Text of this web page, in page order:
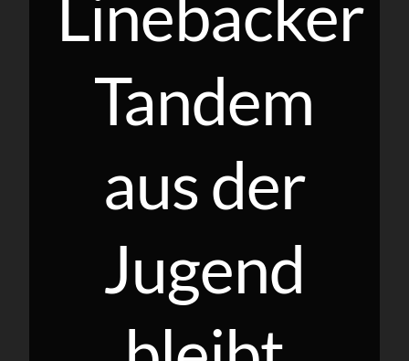
Linebacker
Tandem
aus der
Jugend